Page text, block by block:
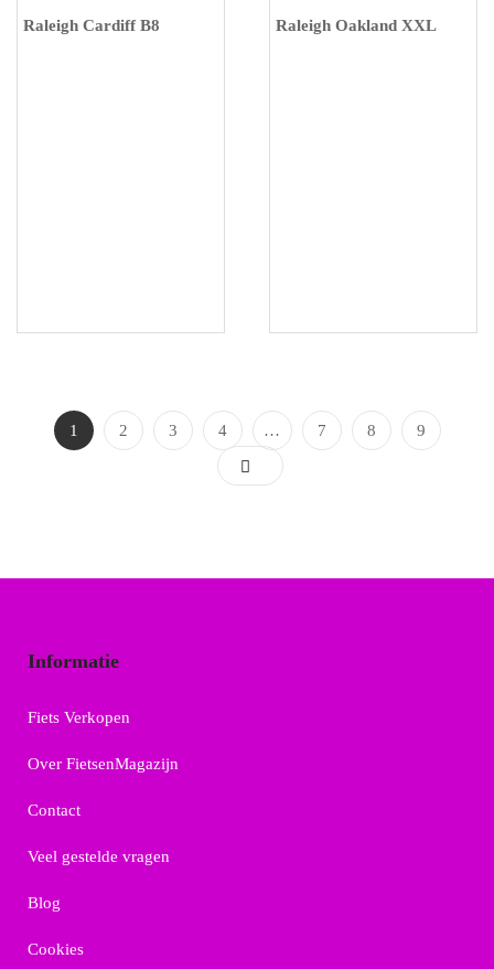
Raleigh Cardiff B8 Raleigh Oakland XXL
1 2 3 4 … 7 8 9
Informatie
Fiets Verkopen
Over FietsenMagazijn
Contact
Veel gestelde vragen
Blog
Cookies